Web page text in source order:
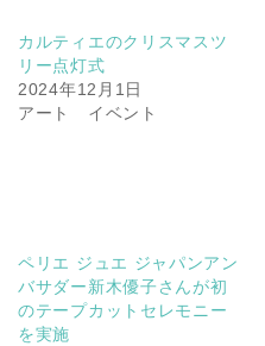
カルティエのクリスマスツ
リー点灯式
2024年12月1日
アート イベント
ペリエ ジュエ ジャパンアン
バサダー新木優子さんが初
のテープカットセレモニー
を実施